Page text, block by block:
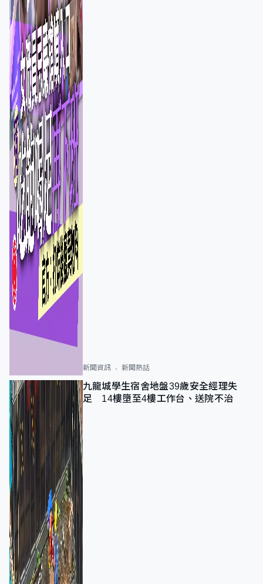
新聞資訊 新聞熱話
九龍城學生宿舍地盤39歲安全經理失
足 14樓墮至4樓工作台、送院不治